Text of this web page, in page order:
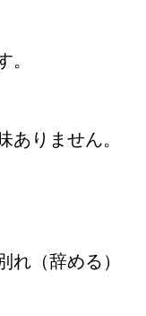
。
ありません。
れ（辞める）